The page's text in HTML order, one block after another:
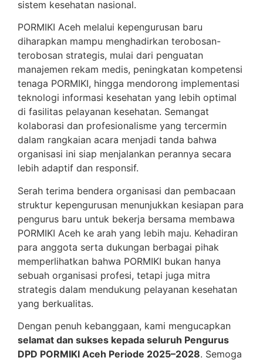
sistem kesehatan nasional.
PORMIKI Aceh melalui kepengurusan baru
diharapkan mampu menghadirkan terobosan-
terobosan strategis, mulai dari penguatan
manajemen rekam medis, peningkatan kompetensi
tenaga PORMIKI, hingga mendorong implementasi
teknologi informasi kesehatan yang lebih optimal
di fasilitas pelayanan kesehatan. Semangat
kolaborasi dan profesionalisme yang tercermin
dalam rangkaian acara menjadi tanda bahwa
organisasi ini siap menjalankan perannya secara
lebih adaptif dan responsif.
Serah terima bendera organisasi dan pembacaan
struktur kepengurusan menunjukkan kesiapan para
pengurus baru untuk bekerja bersama membawa
PORMIKI Aceh ke arah yang lebih maju. Kehadiran
para anggota serta dukungan berbagai pihak
memperlihatkan bahwa PORMIKI bukan hanya
sebuah organisasi profesi, tetapi juga mitra
strategis dalam mendukung pelayanan kesehatan
yang berkualitas.
Dengan penuh kebanggaan, kami mengucapkan
selamat dan sukses kepada seluruh Pengurus
DPD PORMIKI Aceh Periode 2025–2028. Semoga